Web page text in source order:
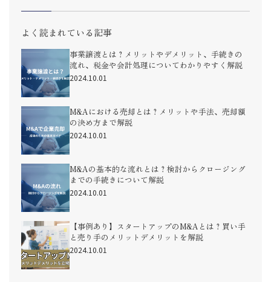
よく読まれている記事
事業譲渡とは？メリットやデメリット、手続きの
流れ、税金や会計処理についてわかりやすく解説
2024.10.01
M&Aにおける売却とは？メリットや手法、売却額
の決め方まで解説
2024.10.01
M&Aの基本的な流れとは？検討からクロージング
までの手続きについて解説
2024.10.01
【事例あり】スタートアップのM&Aとは？買い手
と売り手のメリットデメリットを解説
2024.10.01